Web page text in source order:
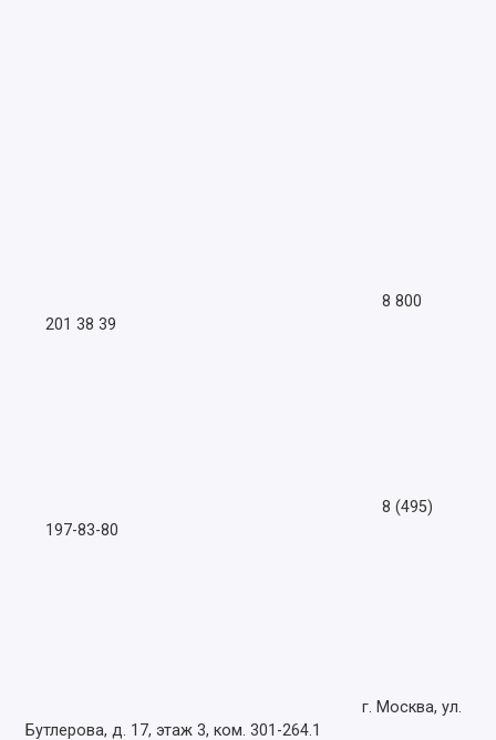
8 800
201 38 39
8 (495)
197-83-80
г. Москва, ул.
Бутлерова, д. 17, этаж 3, ком. 301-264.1